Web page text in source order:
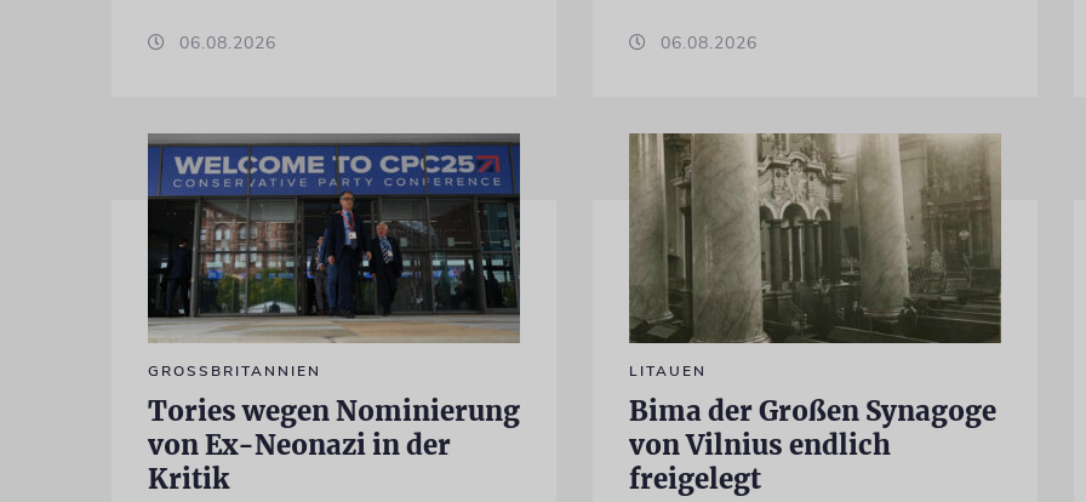
06.08.2026 06.08.2026
GROSSBRITANNIEN
Tories wegen Nominierung
von Ex-Neonazi in der
Kritik
LITAUEN
Bima der Großen Synagoge
von Vilnius endlich
freigelegt